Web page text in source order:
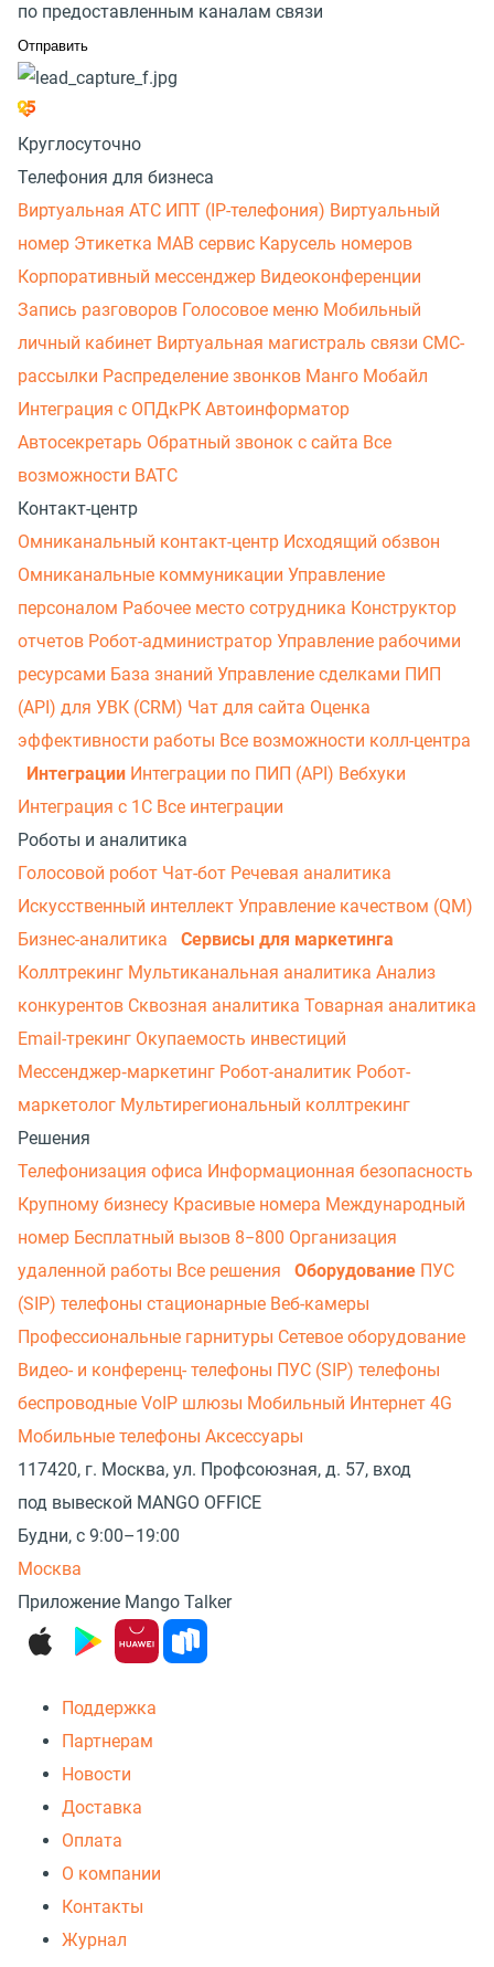
по предоставленным каналам связи
Круглосуточно
Телефония для бизнеса
Виртуальная АТС ИПТ (IP-телефония) Виртуальный
номер Этикетка МАВ сервис Карусель номеров
Корпоративный мессенджер Видеоконференции
Запись разговоров Голосовое меню Мобильный
личный кабинет Виртуальная магистраль связи СМС-
рассылки Распределение звонков Манго Мобайл
Интеграция с ОПДкРК Автоинформатор
Автосекретарь Обратный звонок с сайта Все
возможности ВАТС
Контакт-центр
Омниканальный контакт-центр Исходящий обзвон
Омниканальные коммуникации Управление
персоналом Рабочее место сотрудника Конструктор
отчетов Робот-администратор Управление рабочими
ресурсами База знаний Управление сделками ПИП
(API) для УВК (CRM) Чат для сайта Оценка
эффективности работы Все возможности колл-центра
Интеграции Интеграции по ПИП (API) Вебхуки
Интеграция с 1С Все интеграции
Роботы и аналитика
Голосовой робот Чат-бот Речевая аналитика
Искусственный интеллект Управление качеством (QM)
Бизнес-аналитика
Сервисы для маркетинга
Коллтрекинг Мультиканальная аналитика Анализ
конкурентов Сквозная аналитика Товарная аналитика
Email-трекинг Окупаемость инвестиций
Мессенджер‑маркетинг Робот-аналитик Робот-
маркетолог Мультирегиональный коллтрекинг
Решения
Телефонизация офиса Информационная безопасность
Крупному бизнесу Красивые номера Международный
номер Бесплатный вызов 8−800 Организация
удаленной работы Все решения Оборудование ПУС
(SIP) телефоны стационарные Веб-камеры
Профессиональные гарнитуры Сетевое оборудование
Видео- и конференц- телефоны ПУС (SIP) телефоны
беспроводные VoIP шлюзы Мобильный Интернет 4G
Мобильные телефоны Аксессуары
117420, г. Москва, ул. Профсоюзная, д. 57, вход
под вывеской MANGO OFFICE
Будни, с 9:00–19:00
Москва
Приложение Mango Talker
Поддержка
Партнерам
Новости
Доставка
Оплата
О компании
Контакты
Журнал